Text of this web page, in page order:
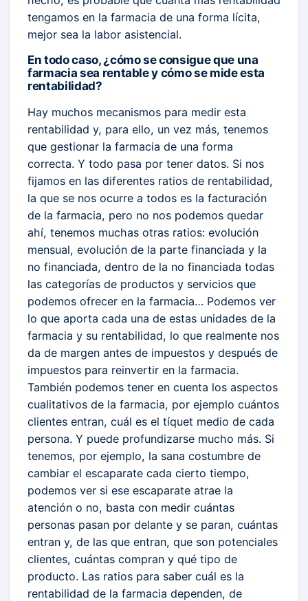
tengamos en la farmacia de una forma lícita,
mejor sea la labor asistencial.
En todo caso, ¿cómo se consigue que una
farmacia sea rentable y cómo se mide esta
rentabilidad?
Hay muchos mecanismos para medir esta
rentabilidad y, para ello, un vez más, tenemos
que gestionar la farmacia de una forma
correcta. Y todo pasa por tener datos. Si nos
fijamos en las diferentes ratios de rentabilidad,
la que se nos ocurre a todos es la facturación
de la farmacia, pero no nos podemos quedar
ahí, tenemos muchas otras ratios: evolución
mensual, evolución de la parte financiada y la
no financiada, dentro de la no financiada todas
las categorías de productos y servicios que
podemos ofrecer en la farmacia… Podemos ver
lo que aporta cada una de estas unidades de la
farmacia y su rentabilidad, lo que realmente nos
da de margen antes de impuestos y después de
impuestos para reinvertir en la farmacia.
También podemos tener en cuenta los aspectos
cualitativos de la farmacia, por ejemplo cuántos
clientes entran, cuál es el tíquet medio de cada
persona. Y puede profundizarse mucho más. Si
tenemos, por ejemplo, la sana costumbre de
cambiar el escaparate cada cierto tiempo,
podemos ver si ese escaparate atrae la
atención o no, basta con medir cuántas
personas pasan por delante y se paran, cuántas
entran y, de las que entran, que son potenciales
clientes, cuántas compran y qué tipo de
producto. Las ratios para saber cuál es la
rentabilidad de la farmacia dependen, de